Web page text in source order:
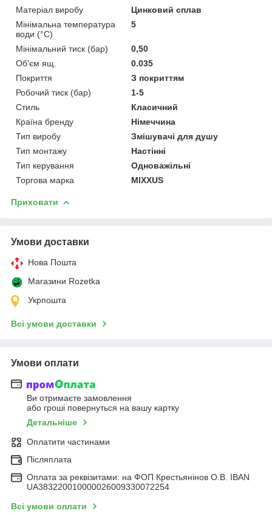
Матеріал виробу
Цинковий сплав
Мінімальна температура
води (°C)
5
Мінімальний тиск (бар)
0,50
Об'єм ящ.
0.035
Покриття
З покриттям
Робочий тиск (бар)
1-5
Стиль
Класичний
Країна бренду
Німеччина
Тип виробу
Змішувачі для душу
Тип монтажу
Настінні
Тип керування
Одноважільні
Торгова марка
MIXXUS
Приховати
Умови доставки
Нова Пошта
Магазини Rozetka
Укрпошта
Всі умови доставки
Умови оплати
Ви отримаєте замовлення
або гроші повернуться на вашу картку
Детальніше
Оплатити частинами
Післяплата
Оплата за реквізитами: на ФОП Крестьянінов О.В. IBAN
UA383220010000026009330072254
Всі умови оплати